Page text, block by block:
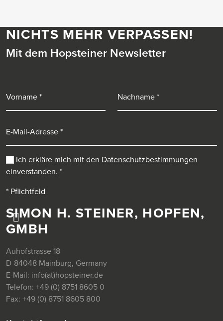
SIMON H. STEINER, HOPFEN,
GMBH
Auhofstrasse 18
D-84048 Mainburg, Germany
E-Mail: info(at)hopsteiner.de
Telefon: +49 (0) 8751 8605 0
Fax: +49 (0) 8751 8605 800
NICHTS MEHR VERPASSEN!
Mit dem Hopsteiner Newsletter
Ich erkläre mich mit den Datenschutzbestimmungen
einverstanden. *
* Pflichtfeld